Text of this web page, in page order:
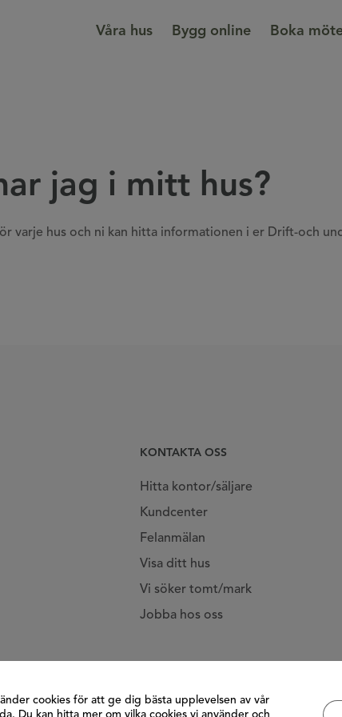
Våra hus Bygg online Boka
jag i mitt hus?
varje hus och ni kan hitta informationen i er Drift-och
KONTAKTA OSS
Hitta kontor/säljare
Kundcenter
Felanmälan
Visa ditt hus
Vi söker tomt/mark
Jobba hos oss
cookies för att ge dig bästa upplevelsen av vår
Du kan hitta mer om vilka cookies vi använder och